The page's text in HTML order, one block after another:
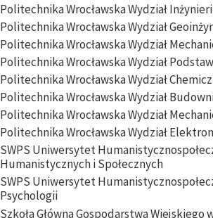
Politechnika Wrocławska Wydział
Politechnika Wrocławska Wydział
Politechnika Wrocławska Wydział
Politechnika Wrocławska Wydział
Politechnika Wrocławska Wydział
Politechnika Wrocławska Wydział
Politechnika Wrocławska Wydział
Politechnika Wrocławska Wydział
SWPS Uniwersytet
Humanistycznych i Społecznych
SWPS Uniwersytet
Psychologii
Szkoła Główna Gospodarstwa Wiejskiego